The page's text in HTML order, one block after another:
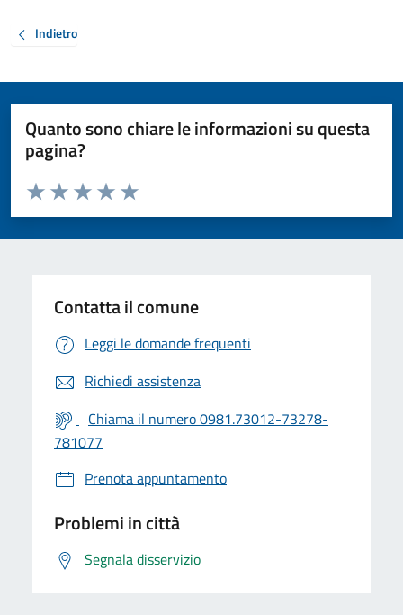
Indietro
Quanto sono chiare le informazioni su questa
pagina?
Valuta da 1 a 5 stelle la pagina
Valuta 5 stelle su 5
Valuta 4 stelle su 5
Valuta 3 stelle su 5
Valuta 2 stelle su 5
Valuta 1 stelle su 5
Contatta il comune
Leggi le domande frequenti
Richiedi assistenza
Chiama il numero 0981.73012-73278-
781077
Prenota appuntamento
Problemi in città
Segnala disservizio